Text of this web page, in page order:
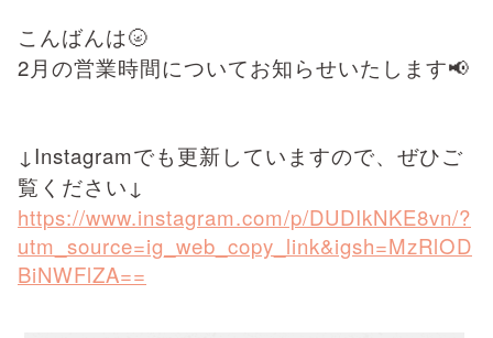
こんばんは🌝
2月の営業時間についてお知らせいたします📢
↓Instagramでも更新していますので、ぜひご
覧ください↓
https://www.instagram.com/p/DUDIkNKE8vn/?
utm_source=ig_web_copy_link&igsh=MzRlOD
BiNWFlZA==